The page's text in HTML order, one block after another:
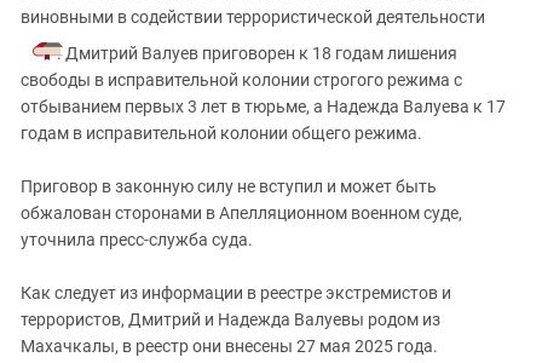
виновными в содействии террористической деятельности
. Дмитрий Валуев приговорен к 18 годам лишения
свободы в исправительной колонии строгого режима с
отбыванием первых 3 лет в тюрьме, а Надежда Валуева к 17
годам в исправительной колонии общего режима.
Приговор в законную силу не вступил и может быть
обжалован сторонами в Апелляционном военном суде,
уточнила пресс-служба суда.
Как следует из информации в реестре экстремистов и
террористов, Дмитрий и Надежда Валуевы родом из
Махачкалы, в реестр они внесены 27 мая 2025 года.